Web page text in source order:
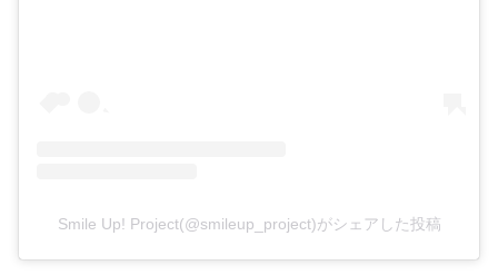
Smile Up! Project(@smileup_project)がシェアした投稿